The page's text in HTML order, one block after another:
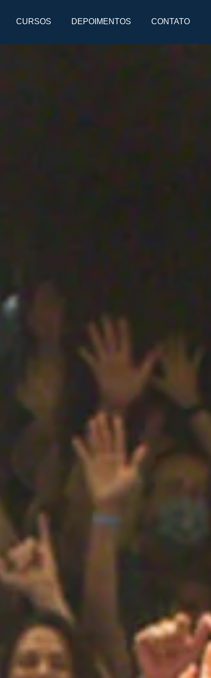
CURSOS DEPOIMENTOS CONTATO